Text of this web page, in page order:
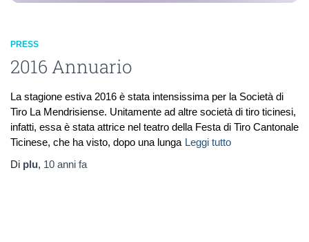
PRESS
2016 Annuario
La stagione estiva 2016 è stata intensissima per la Società di
Tiro La Mendrisiense. Unitamente ad altre società di tiro ticinesi,
infatti, essa è stata attrice nel teatro della Festa di Tiro Cantonale
Ticinese, che ha visto, dopo una lunga Leggi tutto
Di plu, 10 anni fa